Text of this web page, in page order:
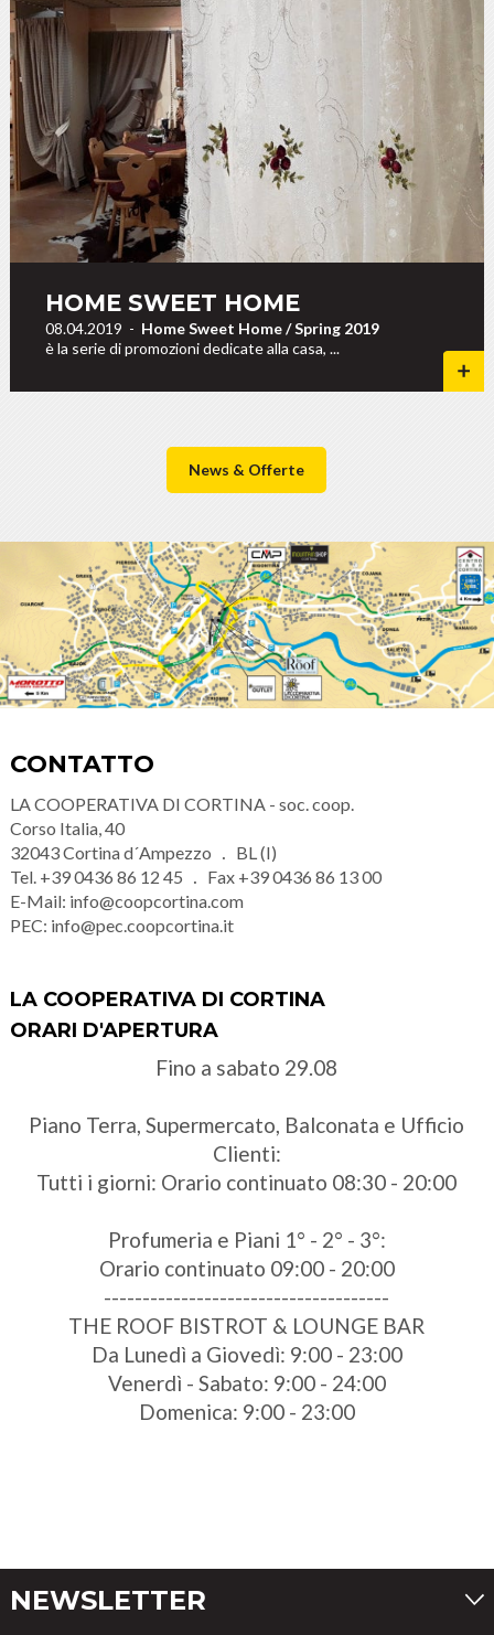
HOME SWEET HOME
08.04.2019 - Home Sweet Home / Spring 2019
è la serie di promozioni dedicate alla casa, ...
News & Offerte
CONTATTO
LA COOPERATIVA DI CORTINA - soc. coop.
Corso Italia, 40
32043Cortina d´Ampezzo
BL (I)
Tel. +39 0436 86 12 45 Fax +39 0436 86 13 00
E-Mail: info@coopcortina.com
PEC: info@pec.coopcortina.it
LA COOPERATIVA DI CORTINA
ORARI D'APERTURA
Fino a sabato 29.08
Piano Terra, Supermercato, Balconata e Ufficio
Clienti:
Tutti i giorni: Orario continuato 08:30 - 20:00
Profumeria e Piani 1° - 2° - 3°:
Orario continuato 09:00 - 20:00
-------------------------------------
THE ROOF BISTROT & LOUNGE BAR
Da Lunedì a Giovedì: 9:00 - 23:00
Venerdì - Sabato: 9:00 - 24:00
Domenica: 9:00 - 23:00
NEWSLETTER